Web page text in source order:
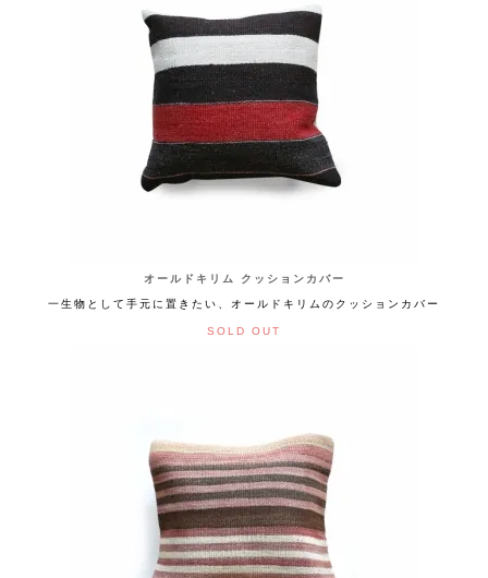
オールドキリム クッションカバー
一生物として手元に置きたい、オールドキリムのクッションカバー
SOLD OUT